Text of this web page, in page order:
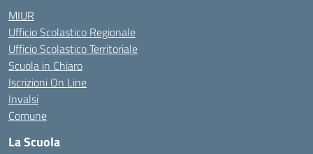
MIUR
Ufficio Scolastico Regionale
Ufficio Scolastico Territoriale
Scuola in Chiaro
Iscrizioni On Line
Invalsi
Comune
La Scuola